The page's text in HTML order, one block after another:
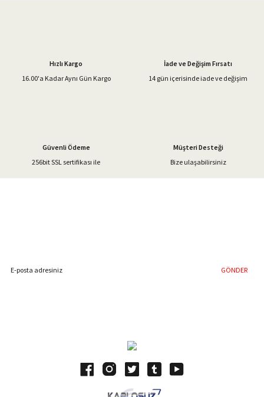
Ürün bilgilerinde hatalar bulunuyor.
Gönder
Hızlı Kargo
16.00'a Kadar Aynı Gün Kargo
İade ve Değişim Fırsatı
14 gün içerisinde iade ve değişim
Güvenli Ödeme
256bit SSL sertifikası ile
Müşteri Desteği
Bize ulaşabilirsiniz
GÖNDER